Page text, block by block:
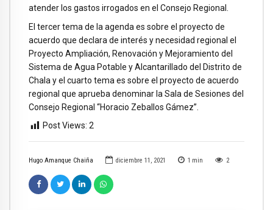
Hugo Amanque Chaiña diciembre 11, 2021 1 min 2
atender los gastos irrogados en el Consejo Regional.
El tercer tema de la agenda es sobre el proyecto de
acuerdo que declara de interés y necesidad regional el
Proyecto Ampliación, Renovación y Mejoramiento del
Sistema de Agua Potable y Alcantarillado del Distrito de
Chala y el cuarto tema es sobre el proyecto de acuerdo
regional que aprueba denominar la Sala de Sesiones del
Consejo Regional “Horacio Zeballos Gámez”.
Post Views: 2